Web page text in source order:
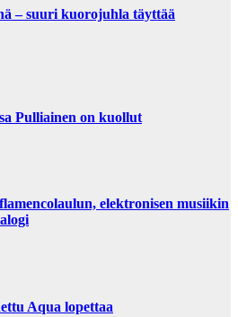
– suuri kuorojuhla täyttää
Pulliainen on kuollut
elektronisen musiikin
Aqua lopettaa